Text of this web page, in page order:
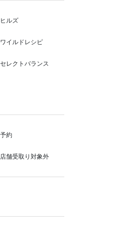
ヒルズ
ワイルドレシピ
セレクトバランス
予約
店舗受取り対象外